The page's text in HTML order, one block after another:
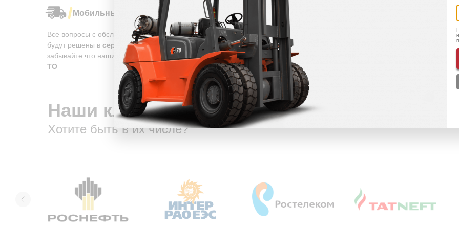
Все вопросы с обслуживанием и ремонтом техники,
будут решены в сервисах обслуживания,
также не
забывайте что наши специалисты
приедут и проведут
ТО
Благодаря этому,
документыбыстрее, бумаги не теряются, в любом
регионе акты и счета на оплату будут
минут
Мобильный сервис в 74 регионах Электронный документооборот
Наши клиенты
Хотите быть в их числе?